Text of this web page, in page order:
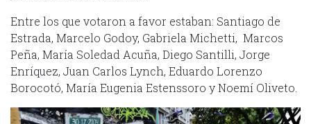
Entre los que votaron a favor estaban: Santiago de
Estrada, Marcelo Godoy, Gabriela Michetti, Marcos
Peña, María Soledad Acuña, Diego Santilli, Jorge
Enríquez, Juan Carlos Lynch, Eduardo Lorenzo
Borocotó, María Eugenia Estenssoro y Noemí Oliveto.